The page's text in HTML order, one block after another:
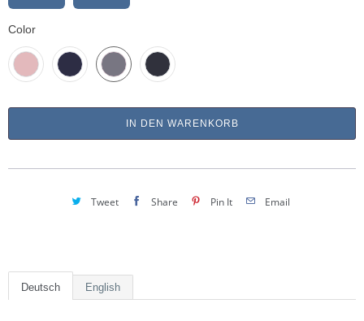
Color
IN DEN WARENKORB
Tweet Share Pin It Email
Deutsch English